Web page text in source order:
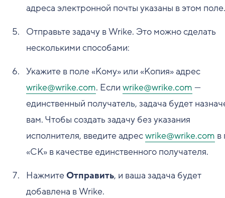
адреса электронной почты указаны в этом поле.
Отправьте задачу в Wrike. Это можно сделать
несколькими способами:
Укажите в поле «Кому» или «Копия» адрес
wrike@wrike.com. Если wrike@wrike.com —
единственный получатель, задача будет
вам. Чтобы создать задачу без указания
исполнителя, введите адресwrike@wrike.com в
«СК» в качестве единственного получателя.
НажмитеОтправить, и ваша задача будет
добавлена в Wrike.